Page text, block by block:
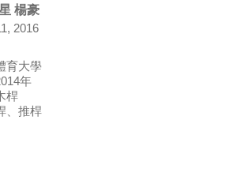
楊豪
2016
育大學
年
桿
、推桿